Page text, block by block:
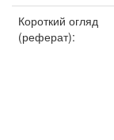
Короткий огляд
(реферат):